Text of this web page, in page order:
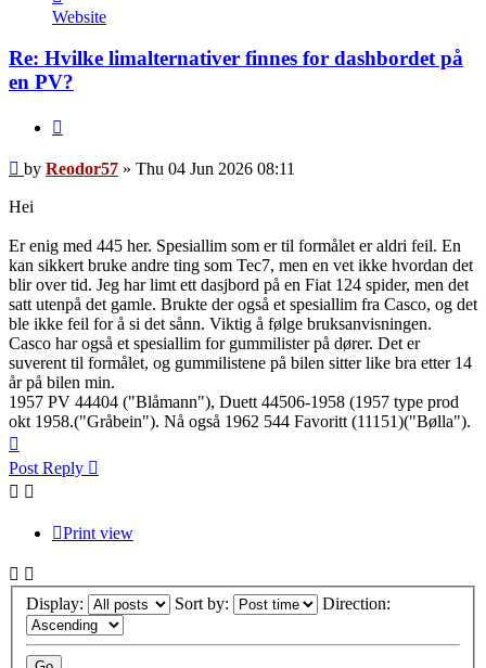
Reodor57
Website
Re: Hvilke limalternativer finnes for dashbordet på
en PV?
Post
by Reodor57 » Thu 04 Jun 2026 08:11
Hei
Er enig med 445 her. Spesiallim som er til formålet er aldri feil. En
kan sikkert bruke andre ting som Tec7, men en vet ikke hvordan det
blir over tid. Jeg har limt ett dasjbord på en Fiat 124 spider, men det
satt utenpå det gamle. Brukte der også et spesiallim fra Casco, og det
ble ikke feil for å si det sånn. Viktig å følge bruksanvisningen.
Casco har også et spesiallim for gummilister på dører. Det er
suverent til formålet, og gummilistene på bilen sitter like bra etter 14
år på bilen min.
1957 PV 44404 ("Blåmann"), Duett 44506-1958 (1957 type prod
okt 1958.("Gråbein"). Nå også 1962 544 Favoritt (11151)("Bølla").
Post Reply
Print view
Display: Sort by: Direction: